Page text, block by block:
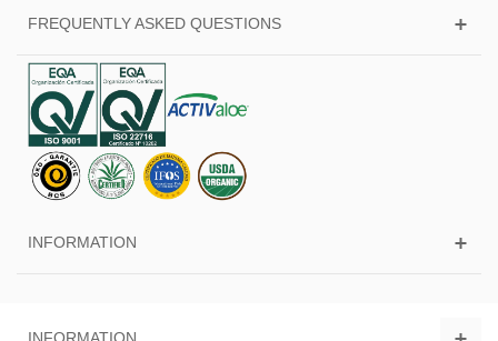
FREQUENTLY ASKED QUESTIONS
INFORMATION